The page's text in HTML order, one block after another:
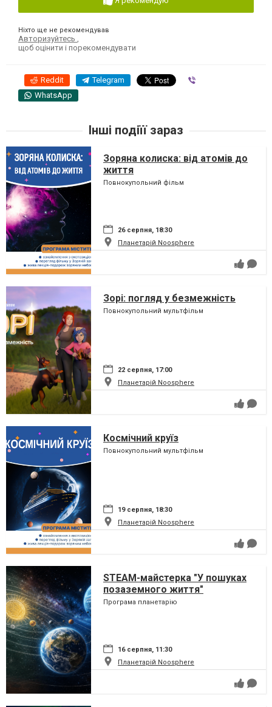
Ніхто ще не рекомендував
Авторизуйтесь ,
щоб оцінити і порекомендувати
Reddit Telegram
WhatsApp
Інші подіїї зараз
Зоряна колиска: від атомів до
життя
Повнокупольний фільм
26 серпня, 18:30
Планетарій Noosphere
Зорі: погляд у безмежність
Повнокупольний мультфільм
22 серпня, 17:00
Планетарій Noosphere
Космічний круїз
Повнокупольний мультфільм
19 серпня, 18:30
Планетарій Noosphere
STEAM-майстерка "У пошуках
позаземного життя"
Програма планетарію
16 серпня, 11:30
Планетарій Noosphere